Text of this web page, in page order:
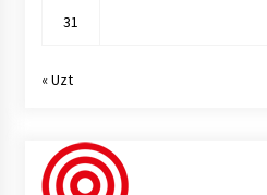
31
« Uzt